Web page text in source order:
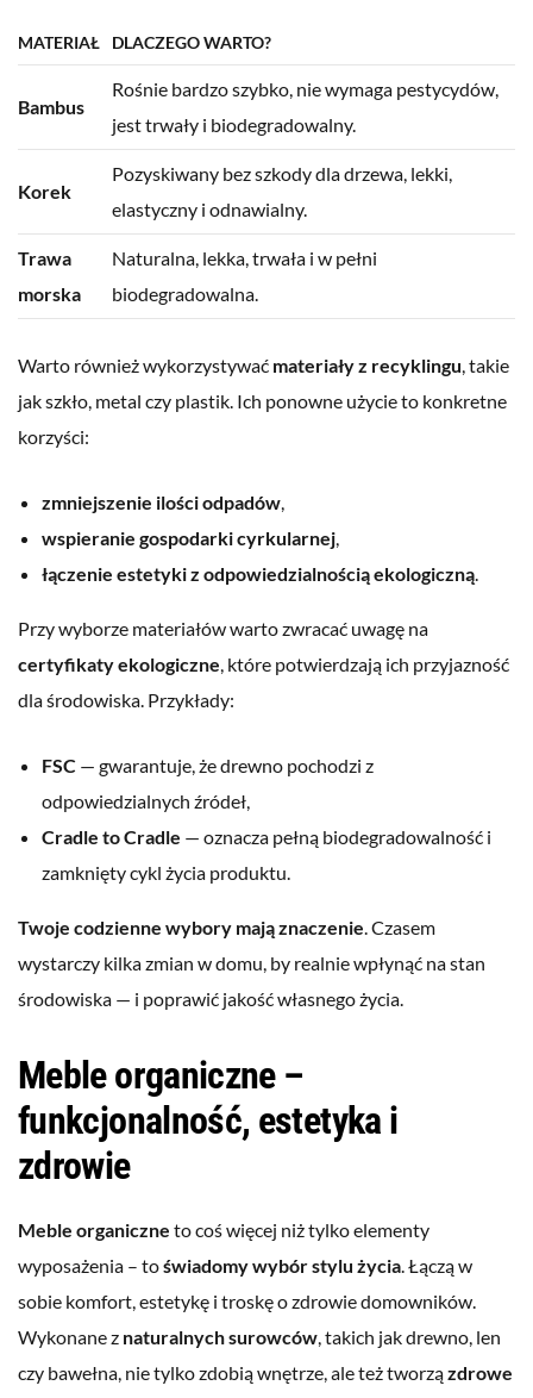
MATERIAŁ DLACZEGO WARTO?
Bambus
Rośnie bardzo szybko, nie wymaga pestycydów,
jest trwały i biodegradowalny.
Korek
Pozyskiwany bez szkody dla drzewa, lekki,
elastyczny i odnawialny.
Trawa
morska
Naturalna, lekka, trwała i w pełni
biodegradowalna.
Warto również wykorzystywać materiały z recyklingu, takie
jak szkło, metal czy plastik. Ich ponowne użycie to konkretne
korzyści:
zmniejszenie ilości odpadów,
wspieranie gospodarki cyrkularnej,
łączenie estetyki z odpowiedzialnością ekologiczną.
Przy wyborze materiałów warto zwracać uwagę na
certyfikaty ekologiczne, które potwierdzają ich przyjazność
dla środowiska. Przykłady:
FSC — gwarantuje, że drewno pochodzi z
odpowiedzialnych źródeł,
Cradle to Cradle — oznacza pełną biodegradowalność i
zamknięty cykl życia produktu.
Twoje codzienne wybory mają znaczenie. Czasem
wystarczy kilka zmian w domu, by realnie wpłynąć na stan
środowiska — i poprawić jakość własnego życia.
Meble organiczne –
funkcjonalność, estetyka i
zdrowie
Meble organiczne to coś więcej niż tylko elementy
wyposażenia – toświadomy wybór stylu życia. Łączą w
sobie komfort, estetykę i troskę o zdrowie domowników.
Wykonane z naturalnych surowców, takich jak drewno, len
czy bawełna, nie tylko zdobią wnętrze, ale też tworzązdrowe